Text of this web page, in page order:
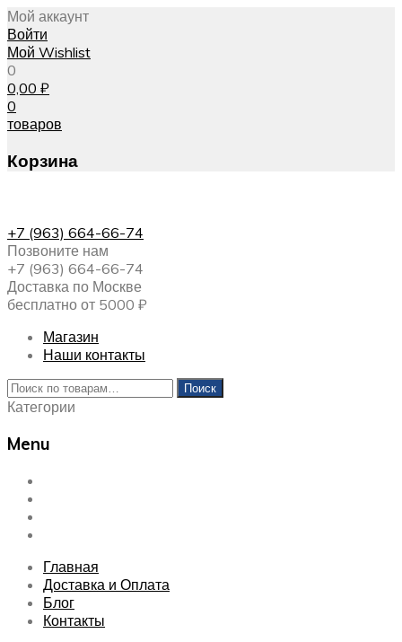
Мой аккаунт
Войти
Мой Wishlist
0
0,00 ₽
0
товаров
Корзина
+7 (963) 664-66-74
Позвоните нам
+7 (963) 664-66-74
Доставка по Москве
бесплатно от 5000 ₽
Магазин
Наши контакты
Искать:
Поиск
Категории
Menu
Skip
content
Главная
Доставка и Оплата
Блог
Контакты